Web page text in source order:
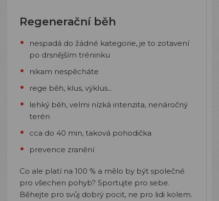
Regenerační běh
nespadá do žádné kategorie, je to zotavení
po drsnějším tréninku
nikam nespěcháte
rege běh, klus, výklus...
lehký běh, velmi nízká intenzita, nenáročný
terén
cca do 40 min, taková pohodička
prevence zranění
Co ale platí na 100 % a mělo by být společné
pro všechen pohyb? Sportujte pro sebe.
Běhejte pro svůj dobrý pocit, ne pro lidi kolem.